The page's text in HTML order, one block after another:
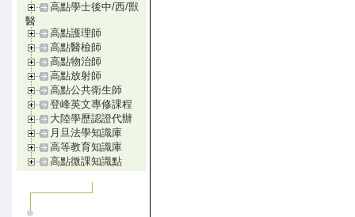
高點學士後中/西/獸
醫
高點護理師
高點醫檢師
高點物治師
高點放射師
高點公共衛生師
登峰英文專修課程
大陸學歷認證代辦
月旦法學知識庫
高等教育知識庫
高點微課知識點